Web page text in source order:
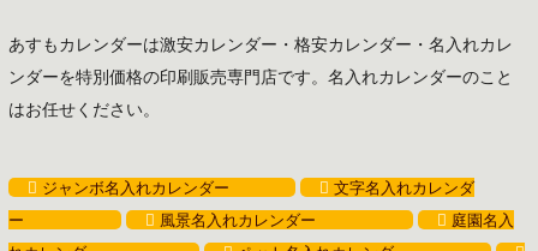
あすもカレンダーは激安カレンダー・格安カレンダー・名入れカレ
ンダーを特別価格の印刷販売専門店です。名入れカレンダーのこと
はお任せください。
ジャンボ名入れカレンダー
文字名入れカレンダ
ー
風景名入れカレンダー
庭園名入
シ
ョ
ン